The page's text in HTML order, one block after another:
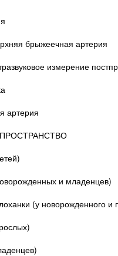
брыжеечная артерия
измерение
артерия
и младенцев)
(у новорожденного и